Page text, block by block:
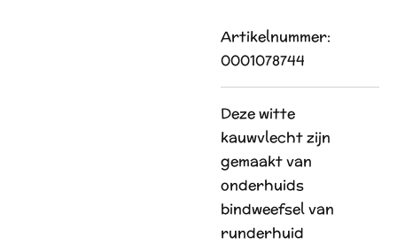
Artikelnummer:
0001078744
Deze witte
kauwvlecht zijn
gemaakt van
onderhuids
bindweefsel van
runderhuid